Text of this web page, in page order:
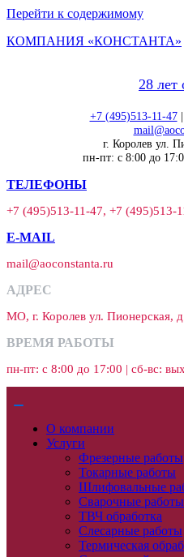
Перейти к содержимому
КОМПАНИЯ «КОНСТАНТА»
28 лет
+7 (495)513-11-47|
г. Королев ул.
пн-пт: с 8:00 до
ТЕЛЕФОНЫ
+7 (495)513-11-47, +7 (495)513-
E-MAIL
mail@aoconstanta.ru
АДРЕС
МО, г. Королев ул. Пионерская,
ВРЕМЯ РАБОТЫ
пн-пт: с 8:00 до 17:00 | сб-вс:
О компании
Услуги
Фрезерные работы
Токарные работы
Шлифовальные
Сварочные работы
ТВЧ обработка
Слесарные работы
Термическая